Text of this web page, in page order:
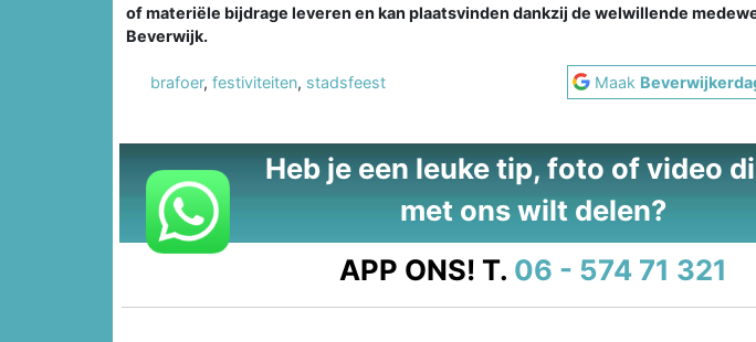
of materiële bijdrage leveren en kan plaatsvinden dankzij de welwillende
Beverwijk.
brafoer, festiviteiten, stadsfeest Maak
Heb je een leuke tip, foto of video
met ons wilt delen?
APP ONS! T. 06 - 574 71 321